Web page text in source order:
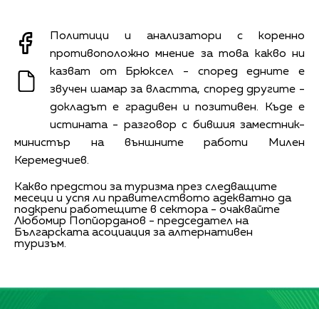
Политици и анализатори с коренно
противоположно мнение за това какво ни
казват от Брюксел - според едните е
звучен шамар за властта, според другите -
докладът е градивен и позитивен. Къде е
истината - разговор с бившия заместник-
министър на външните работи Милен
Керемедчиев.
Какво предстои за туризма през следващите
месеци и успя ли правителството адекватно да
подкрепи работещите в сектора - очаквайте
Любомир Попйорданов - председател на
Българската асоциация за алтернативен
туризъм.